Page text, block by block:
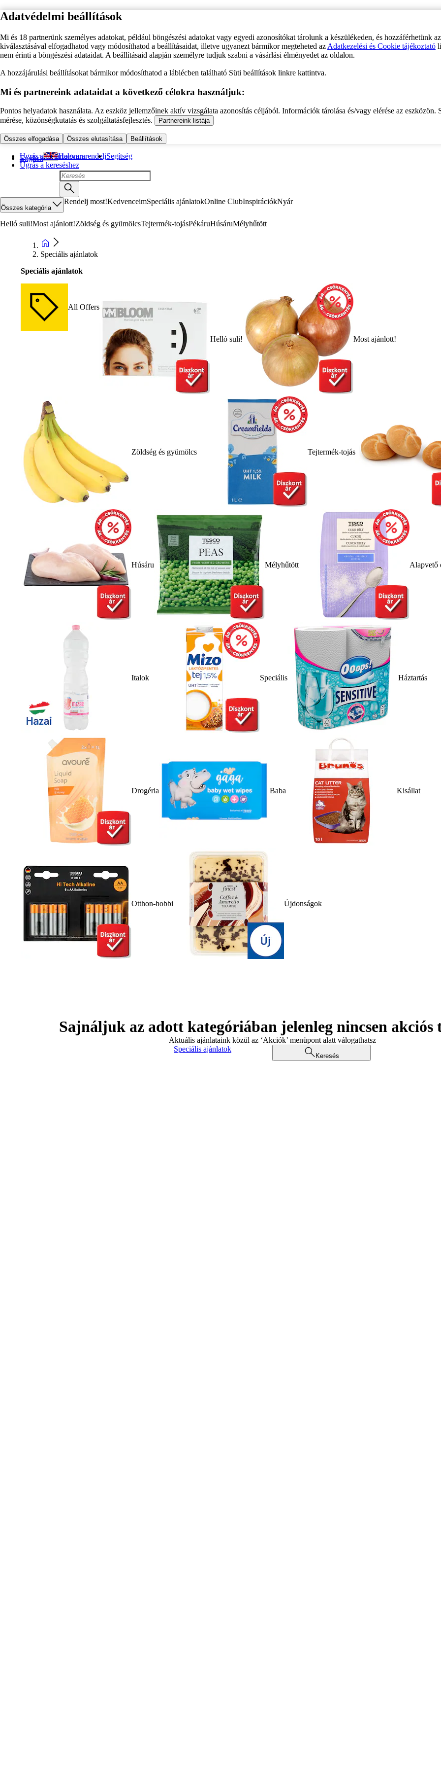
Adatvédelmi beállítások
Mi és 18 partnerünk személyes adatokat, például böngészési adatokat vagy egyedi azonosítókat tárolunk a készülékeden, és hozzáférhetünk
kiválasztásával elfogadhatod vagy módosíthatod a beállításaidat, illetve ugyanezt bármikor megteheted az Adatkezelési és Cookie tájékoztató
nem érinti a böngészési adataidat. A beállításaid alapján személyre tudjuk szabni a vásárlási élményedet az oldalon.
A hozzájárulási beállításokat bármikor módosíthatod a láblécben található Süti beállítások linkre kattintva.
Mi és partnereink adataidat a következő célokra használjuk:
Pontos helyadatok használata. Az eszköz jellemzőinek aktív vizsgálata azonosítás céljából. Információk tárolása és/vagy elérése az eszközön.
mérése, közönségkutatás és szolgáltatásfejlesztés.
Partnereink listája
Összes elfogadása Összes elutasítása Beállítások
Ugrás a fő tartalomra
Ugrás a kereséshez
English Hogyan rendeljSegítség
Összes kategória
Rendelj most!KedvenceimSpeciális ajánlatokOnline ClubInspirációkNyár
Helló suli!Most ajánlott!Zöldség és gyümölcsTejtermék-tojásPékáruHúsáruMélyhűtött
Speciális ajánlatok
Speciális ajánlatok
All Offers
Helló suli! Most ajánlott!
Zöldség és gyümölcs Tejtermék-tojás
Húsáru Mélyhűtött Alapvető
Italok Speciális Háztartás
Drogéria Baba Kisállat
Otthon-hobbi Újdonságok
Sajnáljuk az adott kategóriában jelenleg nincsen akciós
Aktuális ajánlataink közül az ‘Akciók’ menüpont alatt válogathatsz
Speciális ajánlatok
Keresés